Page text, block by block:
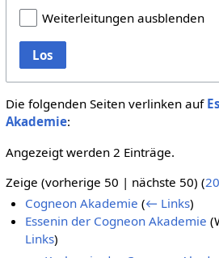
Weiterleitungen ausblenden
Los
Die folgenden Seiten verlinken auf
Akademie:
Angezeigt werden 2 Einträge.
Zeige (vorherige 50 | nächste 50) (20
Cogneon Akademie (← Links)
Essenin der Cogneon Akademie
Links)